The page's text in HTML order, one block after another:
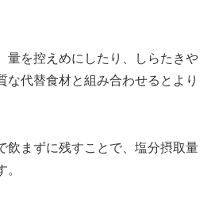
量を控えめにしたり、しらたきや
な代替食材と組み合わせるとより
飲まずに残すことで、塩分摂取量